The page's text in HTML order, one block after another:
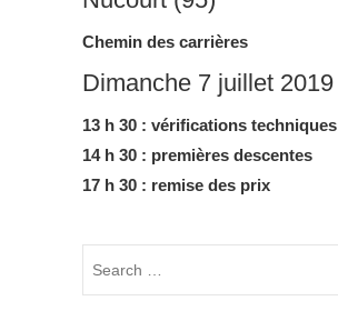
Chemin des carrières
Dimanche 7 juillet 2019
13 h 30 : vérifications techniques
14 h 30 : premières descentes
17 h 30 : remise des prix